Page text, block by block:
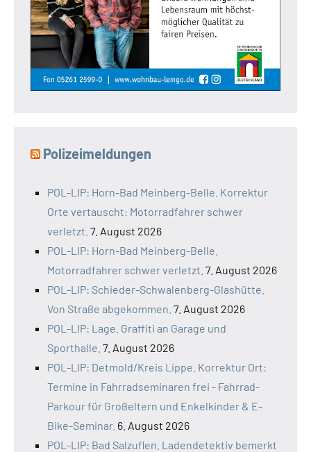
Polizeimeldungen
POL-LIP: Horn-Bad Meinberg-Belle. Korrektur
Orte vertauscht: Motorradfahrer schwer
verletzt. 7. August 2026
POL-LIP: Horn-Bad Meinberg-Belle.
Motorradfahrer schwer verletzt. 7. August 2026
POL-LIP: Schieder-Schwalenberg-Glashütte.
Von Straße abgekommen. 7. August 2026
POL-LIP: Lage. Graffiti an Garage und
Sporthalle. 7. August 2026
POL-LIP: Detmold/Kreis Lippe. Korrektur Ort:
Termine in Fahrradseminaren frei - Fahrrad-
Parkour für Großeltern und Enkelkinder & E-
Bike-Seminar. 6. August 2026
POL-LIP: Bad Salzuflen. Ladendetektiv bemerkt